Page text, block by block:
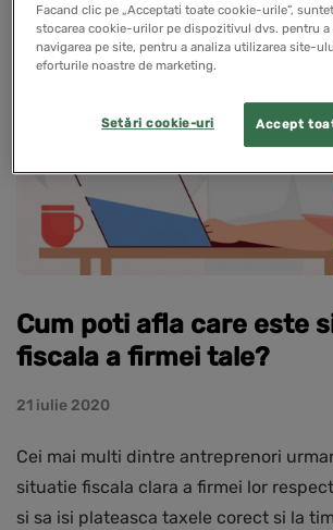
PENTRU CONTABILI
Cum poti afla care este
fiscala a firmei tale?
21 iulie 2020
Cei mai multi dintre antreprenori
situatie fiscala clara a firmei lor
si sa isi plateasca taxele corect si la
Facand clic pe „Acceptati toate cookie-urile”,
stocarea cookie-urilor pe dispozitivul dvs. pentru a
navigarea pe site, pentru a analiza utilizarea site-
eforturile noastre de marketing.
Accept
Setări cookie-uri